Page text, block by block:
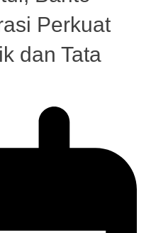
Perkuat
dan Tata